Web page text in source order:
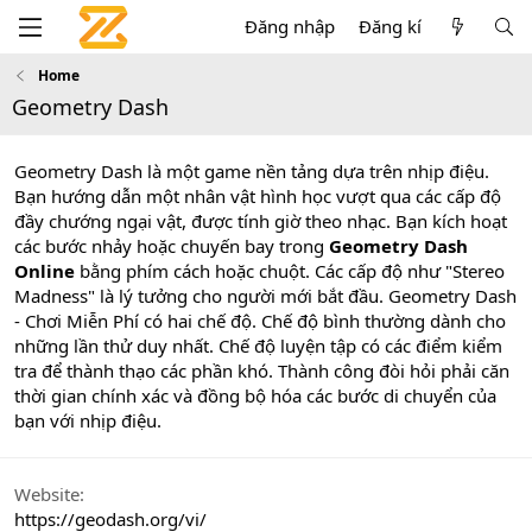
Đăng nhập Đăng kí
Home
Geometry Dash
Geometry Dash là một game nền tảng dựa trên nhịp điệu.
Bạn hướng dẫn một nhân vật hình học vượt qua các cấp độ
đầy chướng ngại vật, được tính giờ theo nhạc. Bạn kích hoạt
các bước nhảy hoặc chuyến bay trong Geometry Dash
Online bằng phím cách hoặc chuột. Các cấp độ như "Stereo
Madness" là lý tưởng cho người mới bắt đầu. Geometry Dash
- Chơi Miễn Phí có hai chế độ. Chế độ bình thường dành cho
những lần thử duy nhất. Chế độ luyện tập có các điểm kiểm
tra để thành thạo các phần khó. Thành công đòi hỏi phải căn
thời gian chính xác và đồng bộ hóa các bước di chuyển của
bạn với nhịp điệu.
Website
https://geodash.org/vi/